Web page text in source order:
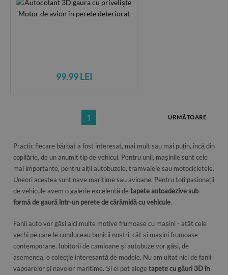
99.99 LEI
1 URMĂTOARE
Practic fiecare bărbat a fost interesat, mai mult sau mai puțin, încă din
copilărie, de un anumit tip de vehicul. Pentru unii, mașinile sunt cele
mai importante, pentru alții autobuzele, tramvaiele sau motocicletele.
Uneori acestea sunt nave maritime sau avioane. Pentru toți pasionații
de vehicule avem o galerie excelentă de tapete autoadezive sub
formă de gaură într-un perete de cărămidă cu vehicule.
Fanii auto vor găsi aici multe motive frumoase cu mașini - atât cele
vechi pe care le conduceau bunicii noștri, cât și mașini frumoase
contemporane. Iubitorii de camioane și autobuze vor găsi, de
asemenea, o colecție interesantă de modele. Nu am uitat nici de fanii
vapoarelor și navelor maritime. Și ei pot alege tapete cu găuri 3D în